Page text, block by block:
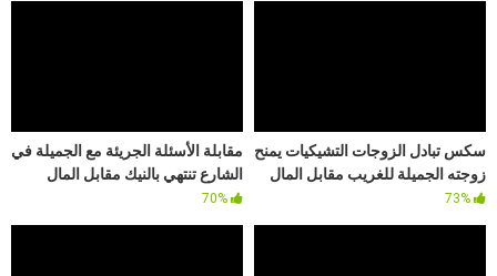
مقابلة الأسئلة الجريئة مع الجميلة في
الشارع تنتهي بالنيك مقابل المال
سكس تبادل الزوجات التشيكيات يمنح
زوجته الجميلة للغريب مقابل المال